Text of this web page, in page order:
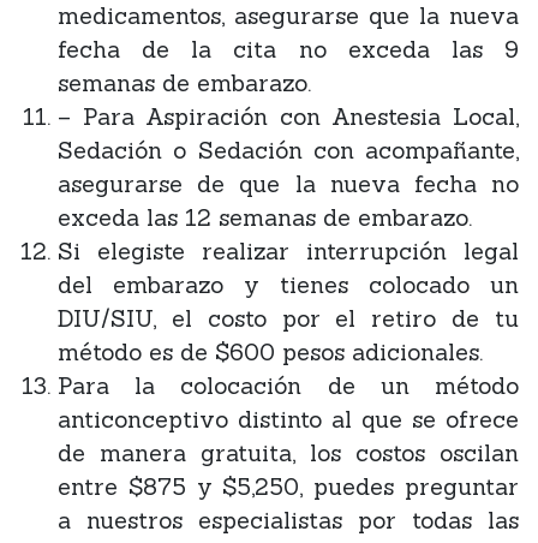
medicamentos, asegurarse que la nueva
fecha de la cita no exceda las 9
semanas de embarazo.
– Para Aspiración con Anestesia Local,
Sedación o Sedación con acompañante,
asegurarse de que la nueva fecha no
exceda las 12 semanas de embarazo.
Si elegiste realizar interrupción legal
del embarazo y tienes colocado un
DIU/SIU, el costo por el retiro de tu
método es de $600 pesos adicionales.
Para la colocación de un método
anticonceptivo distinto al que se ofrece
de manera gratuita, los costos oscilan
entre $875 y $5,250, puedes preguntar
a nuestros especialistas por todas las